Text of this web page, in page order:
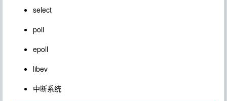
select
poll
epoll
libev
中断系统